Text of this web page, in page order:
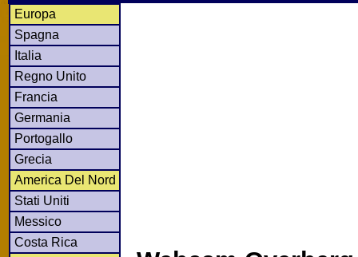
Europa
Spagna
Italia
Regno Unito
Francia
Germania
Portogallo
Grecia
America Del Nord
Stati Uniti
Messico
Costa Rica